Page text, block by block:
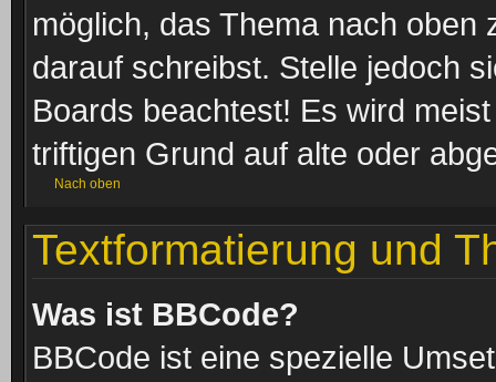
möglich, das Thema nach oben
darauf schreibst. Stelle jedoch
Boards beachtest! Es wird
triftigen Grund auf alte oder
Nach oben
Textformatierung und
Was ist BBCode?
BBCode ist eine spezielle